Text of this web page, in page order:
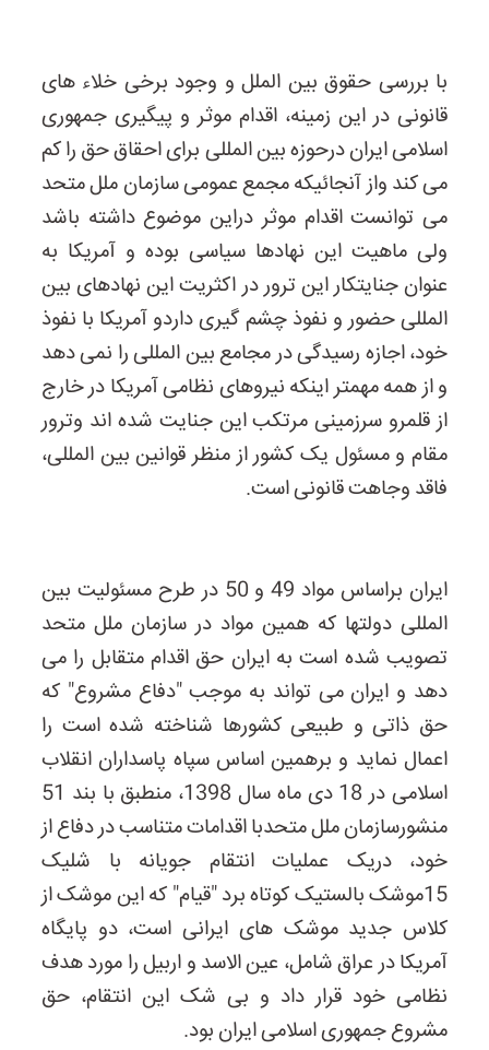
با بررسی حقوق بین الملل و وجود برخی خلاء های
قانونی در این زمینه، اقدام موثر و پیگیری جمهوری
اسلامی ایران درحوزه بین المللی برای احقاق حق را کم
می کند واز آنجائیکه مجمع عمومی سازمان ملل متحد
می توانست اقدام موثر دراین موضوع داشته باشد
ولی ماهیت این نهادها سیاسی بوده و آمریکا به
عنوان جنایتکار این ترور در اکثریت این نهادهای بین
المللی حضور و نفوذ چشم گیری داردو آمریکا با نفوذ
خود، اجازه رسیدگی در مجامع بین المللی را نمی دهد
و از همه مهمتر اینکه نیروهای نظامی آمریکا در خارج
از قلمرو سرزمینی مرتکب این جنایت شده اند وترور
مقام و مسئول یک کشور از منظر قوانین بین المللی،
فاقد وجاهت قانونی است.
ایران براساس مواد 49 و 50 در طرح مسئولیت بین
المللی دولتها که همین مواد در سازمان ملل متحد
تصویب شده است به ایران حق اقدام متقابل را می
دهد و ایران می تواند به موجب "دفاع مشروع" که
حق ذاتی و طبیعی کشورها شناخته شده است را
اعمال نماید و برهمین اساس سپاه پاسداران انقلاب
اسلامی در 18 دی ماه سال 1398، منطبق با بند 51
منشورسازمان ملل متحدبا اقدامات متناسب در دفاع از
خود، دریک عملیات انتقام جویانه با شلیک
15موشک بالستیک کوتاه برد "قیام" که این موشک از
کلاس جدید موشک های ایرانی است، دو پایگاه
آمریکا در عراق شامل، عین الاسد و اربیل را مورد هدف
نظامی خود قرار داد و بی شک این انتقام، حق
مشروع جمهوری اسلامی ایران بود.